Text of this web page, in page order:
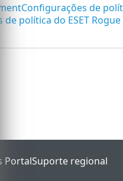
de
de política do ESET
PortalSuporte regional